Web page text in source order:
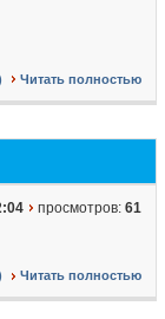
Читать полностью
просмотров: 61
Читать полностью